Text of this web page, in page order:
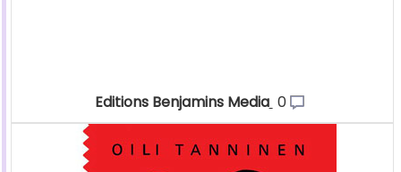
Editions Benjamins Media 0